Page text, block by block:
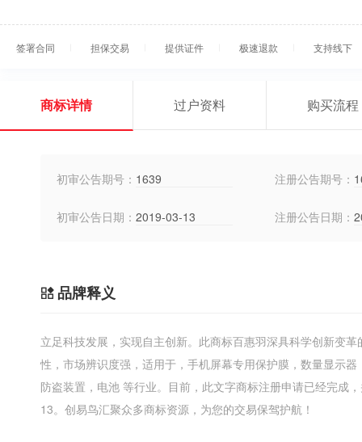
签署合同 担保交易 提供证件 极速退款 支持线下
商标详情 过户资料 购买流程
初审公告期号： 1639 注册公告期号：
初审公告日期： 2019-03-13 注册公告日期：
品牌释义
立足科技发展，实现自主创新。此商标百惠羽深具科学创新变
性，市场辨识度强，适用于，手机屏幕专用保护膜，数量显示
防盗装置，电池 等行业。目前，此文字商标注册申请已经完成
13。创易鸟汇聚众多商标资源，为您的交易保驾护航！